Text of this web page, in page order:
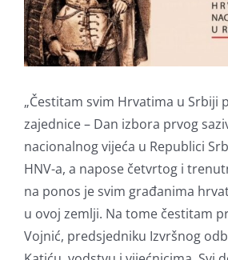
„Čestitam svim Hrvatima u Srbiji
zajednice – Dan izbora prvog
nacionalnog vijeća u Republici
HNV-a, a napose četvrtog i
na ponos je svim građanima
u ovoj zemlji. Na tome čestitam
Vojnić, predsjedniku Izvršnog